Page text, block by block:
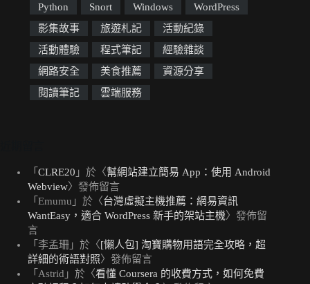
Python
Snort Windows
WordPress
影集故事
旅遊札記
活動紀錄
活動體驗
程式筆記
經驗雜談
網路安全
美食推薦
資源分享
閱讀筆記
雲端服務
「 CLRE20 」於〈幫網站建立簡易 App：使用 Android
Webview〉發佈留言
「 Emumu 」於〈台灣虛擬主機推薦：網易資訊
WantEasy，適合 WordPress 新手的架站主機〉發佈留
言
「 李孟珊 」於〈[懶人包] 淘寶購物用語完全攻略，超
詳細的術語對照〉發佈留言
「 Astrid 」於〈看懂 Coursera 的收費方式，如何免費